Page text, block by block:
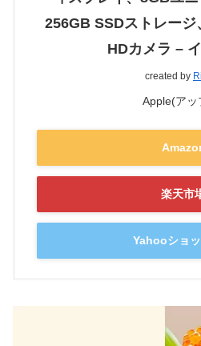
256GB SSDストレー
HDカメラ –
created by
Apple(アッ
楽天市
Yahooショ